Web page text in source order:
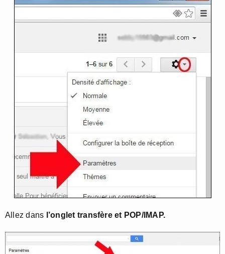
Allez dans l’onglet transfère et POP/IMAP.